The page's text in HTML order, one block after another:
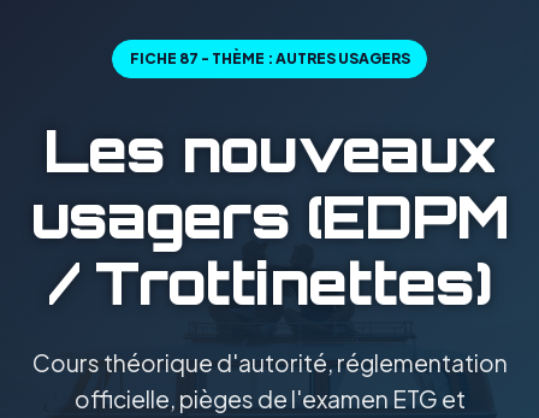
FICHE 87 - THÈME : AUTRES USAGERS
Les nouveaux
usagers (EDPM
/ Trottinettes)
Cours théorique d'autorité, réglementation
officielle, pièges de l'examen ETG et